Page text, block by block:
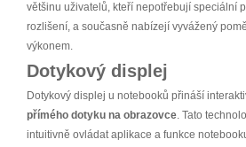
většinu uživatelů, kteří nepotřebují speciální
rozlišení, a současně nabízejí vyvážený
výkonem.
Dotykový displej
Dotykový displej u notebooků přináší
přímého dotyku na obrazovce. Tato
intuitivně ovládat aplikace a funkce